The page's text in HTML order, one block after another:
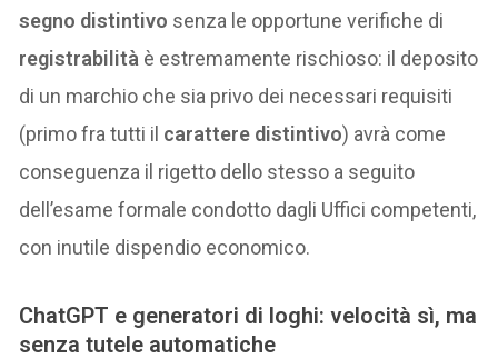
segno distintivo senza le opportune verifiche di
registrabilità è estremamente rischioso: il deposito
di un marchio che sia privo dei necessari requisiti
(primo fra tutti il carattere distintivo) avrà come
conseguenza il rigetto dello stesso a seguito
dell’esame formale condotto dagli Uffici competenti,
con inutile dispendio economico.
ChatGPT e generatori di loghi: velocità sì, ma
senza tutele automatiche